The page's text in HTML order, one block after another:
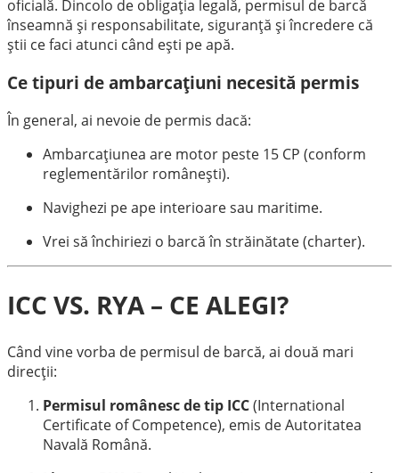
oficială. Dincolo de obligația legală, permisul de barcă
înseamnă și responsabilitate, siguranță și încredere că
știi ce faci atunci când ești pe apă.
Ce tipuri de ambarcațiuni necesită permis
În general, ai nevoie de permis dacă:
Ambarcațiunea are motor peste 15 CP (conform
reglementărilor românești).
Navighezi pe ape interioare sau maritime.
Vrei să închiriezi o barcă în străinătate (charter).
ICC VS. RYA – CE ALEGI?
Când vine vorba de permisul de barcă, ai două mari
direcții:
Permisul românesc de tip ICC(International
Certificate of Competence), emis de Autoritatea
Navală Română.